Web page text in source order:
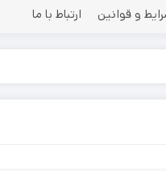
و قوانین ارتباط با ما